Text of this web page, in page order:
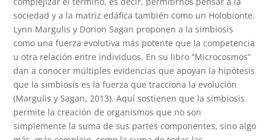
sociedad y a la matriz edáfica también como un Holobionte.
Lynn Margulis y Dorion Sagan proponen a la simbiosis
como una fuerza evolutiva más potente que la competencia
u otra relación entre individuos. En su libro “Microcosmos”
dan a conocer múltiples evidencias que apoyan la hipótesis
que la simbiosis es la fuerza que tracciona la evolución
(Margulis y Sagan, 2013). Aquí sostienen que la simbiosis
permite la creación de organismos que no son
simplemente la suma de sus partes componentes, sino algo